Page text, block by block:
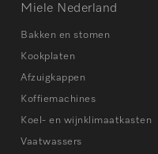
Miele Nederland
Bakken en stomen
Kookplaten
Afzuigkappen
Koffiemachines
Koel- en wijnklimaatkasten
Vaatwassers